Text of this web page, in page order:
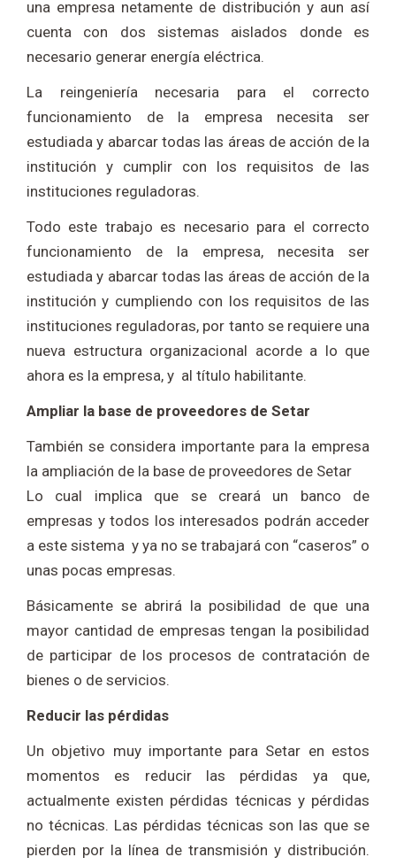
una empresa netamente de distribución y aun así
cuenta con dos sistemas aislados donde es
necesario generar energía eléctrica.
La reingeniería necesaria para el correcto
funcionamiento de la empresa necesita ser
estudiada y abarcar todas las áreas de acción de la
institución y cumplir con los requisitos de las
instituciones reguladoras.
Todo este trabajo es necesario para el correcto
funcionamiento de la empresa, necesita ser
estudiada y abarcar todas las áreas de acción de la
institución y cumpliendo con los requisitos de las
instituciones reguladoras, por tanto se requiere una
nueva estructura organizacional acorde a lo que
ahora es la empresa, y al título habilitante.
Ampliar la base de proveedores de Setar
También se considera importante para la empresa
la ampliación de la base de proveedores de Setar
Lo cual implica que se creará un banco de
empresas y todos los interesados podrán acceder
a este sistema y ya no se trabajará con “caseros” o
unas pocas empresas.
Básicamente se abrirá la posibilidad de que una
mayor cantidad de empresas tengan la posibilidad
de participar de los procesos de contratación de
bienes o de servicios.
Reducir las pérdidas
Un objetivo muy importante para Setar en estos
momentos es reducir las pérdidas ya que,
actualmente existen pérdidas técnicas y pérdidas
no técnicas. Las pérdidas técnicas son las que se
pierden por la línea de transmisión y distribución.